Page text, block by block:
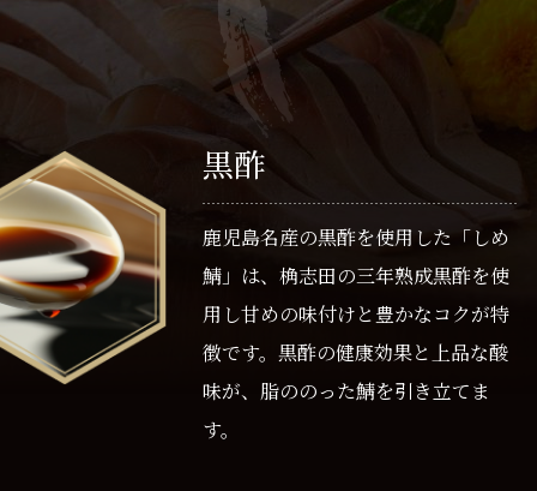
黒酢
鹿児島名産の黒酢を使用した「しめ
鯖」は、桷志田の三年熟成黒酢を使
用し甘めの味付けと豊かなコクが特
徴です。黒酢の健康効果と上品な酸
味が、脂ののった鯖を引き立てま
す。